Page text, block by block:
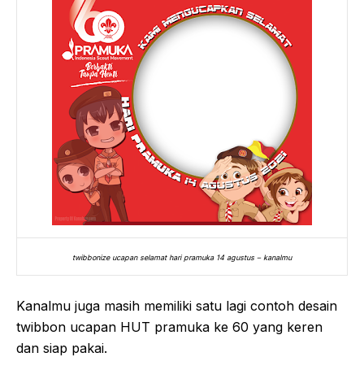
twibbonize ucapan selamat hari pramuka 14 agustus – kanalmu
Kanalmu juga masih memiliki satu lagi contoh desain
twibbon ucapan HUT pramuka ke 60 yang keren
dan siap pakai.